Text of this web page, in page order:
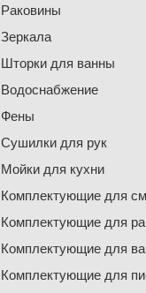
Раковины
Зеркала
Шторки для ванны
Водоснабжение
Фены
Сушилки для рук
Мойки для кухни
Комплектующие для
Комплектующие для
Комплектующие для
Комплектующие для